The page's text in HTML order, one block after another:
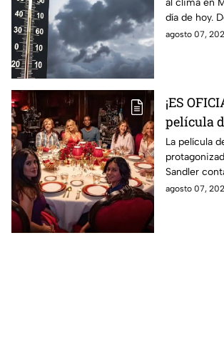
30 grados
al clima en
día de hoy.
la
agosto 07,
¡ES
película
niños”
tercera
actores
La película
Sandler
entrega tras
agosto 07,